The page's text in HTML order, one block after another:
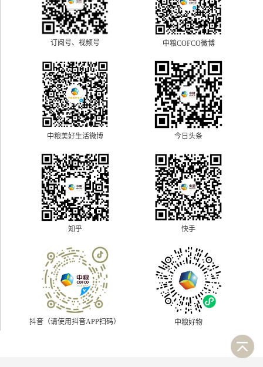
订阅号、视频号 中粮COFCO微博
中粮美好生活微博 今日头条
知乎 快手
抖音（请使用抖音APP扫码） 中粮好物